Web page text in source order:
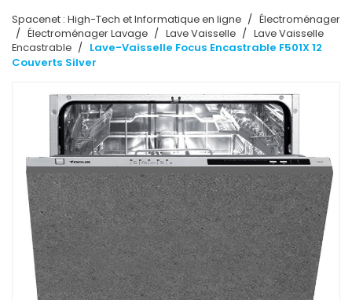
Spacenet : High-Tech et Informatique en ligne
Électroménager
Électroménager Lavage
Lave Vaisselle
Lave Vaisselle
Encastrable
Lave-Vaisselle Focus Encastrable F501X 12
Couverts Silver